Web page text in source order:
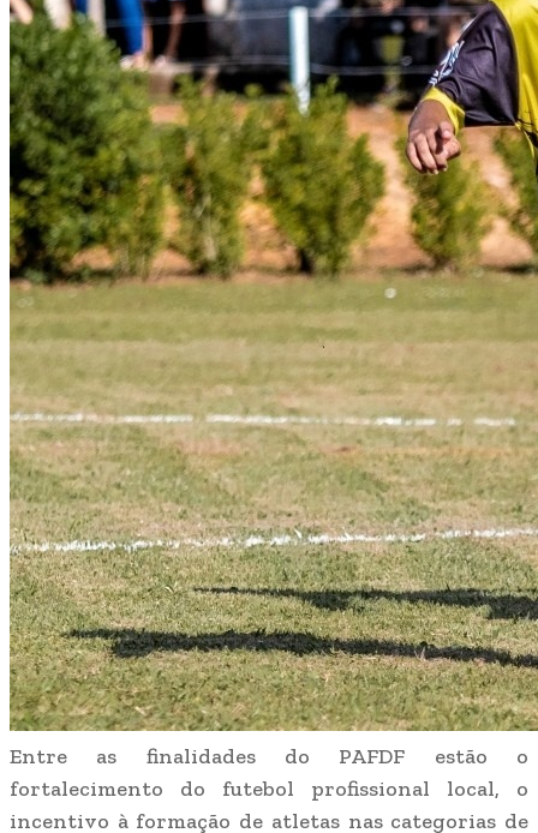
Entre as finalidades do PAFDF estão o
fortalecimento do futebol profissional local, o
incentivo à formação de atletas nas categorias de